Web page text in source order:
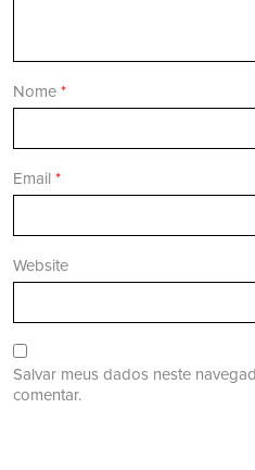
Nome *
Email *
Website
Salvar meus dados neste
comentar.